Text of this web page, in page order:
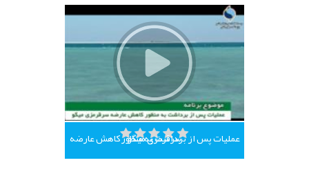
عملیات پس از برداشت به منظور کاهش عارضه سرقرمزی میگو